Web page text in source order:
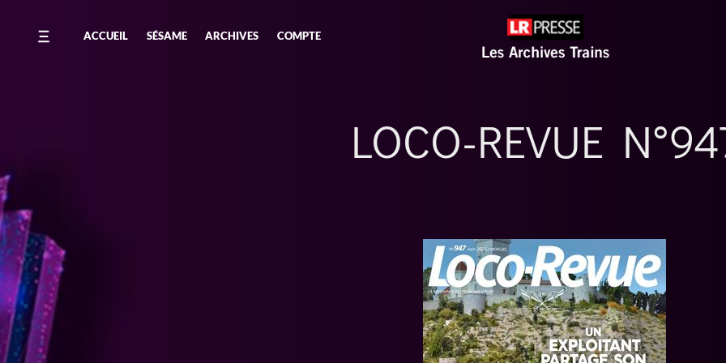
ACCUEIL SÉSAME ARCHIVES COMPTE
LOCO-REVUE